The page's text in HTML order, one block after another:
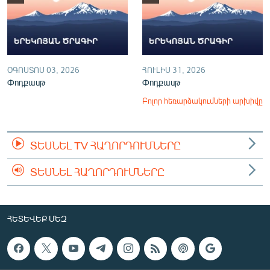
ՕԳՈՍՏՈՍ 03, 2026
Փոդքասթ
ՀՈՒԼԻՍ 31, 2026
Փոդքասթ
Բոլոր հեռարձակումների արխիվը
ՏԵՍՆԵԼ TV ՀԱՂՈՐԴՈՒՄՆԵՐԸ
ՏԵՍՆԵԼ ՀԱՂՈՐԴՈՒՄՆԵՐԸ
ՀԵՏԵՎԵՔ ՄԵԶ